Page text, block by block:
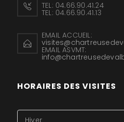
TEL: 04.66.90.41.24
TEL: 04.66.90.41.13
EMAIL ACCUEIL:
EMAIL ASVMT:
HORAIRES DES VISITES